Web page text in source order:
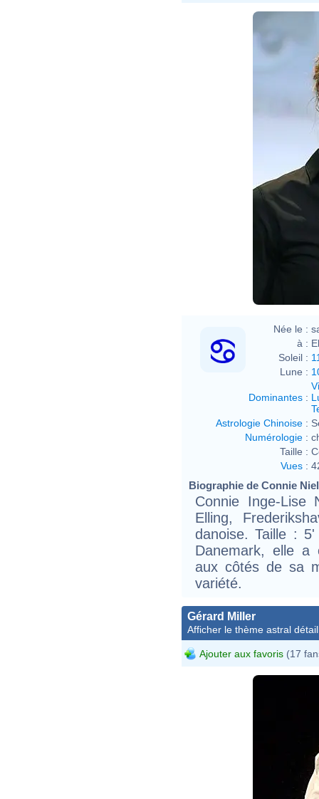
Née le :
à :
Soleil :
Lune :
Dominantes :
Astrologie Chinoise :
Numérologie :
Taille :
Vues :
Biographie de Connie
Connie Inge-
Elling,
danoise. Taille :
Danemark, elle a
aux côtés de sa
variété.
Gérard Miller
Afficher le thème astral
Ajouter aux favoris (17